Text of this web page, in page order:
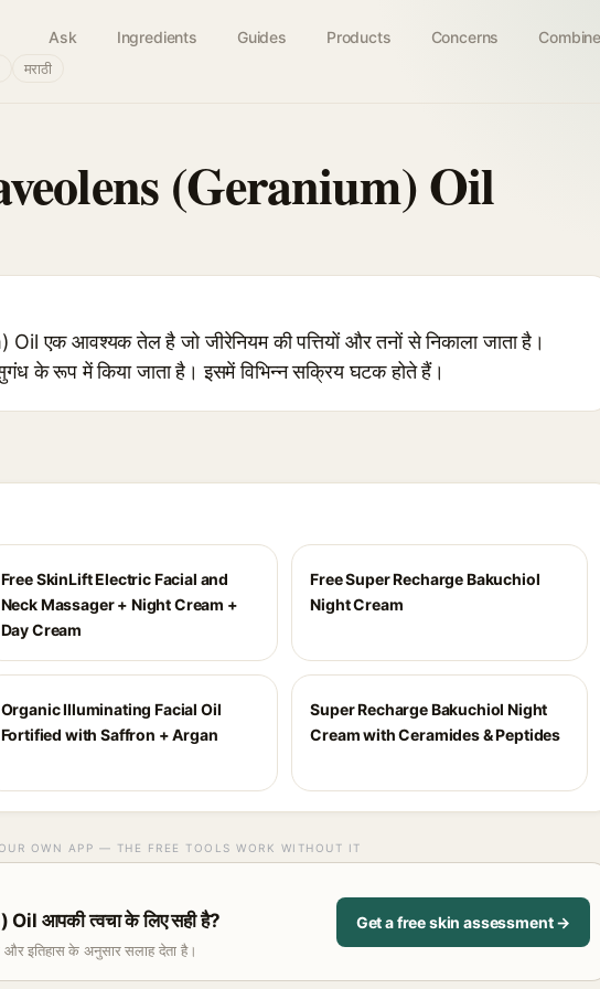
Ask Ingredients Guides Products Concerns Combine
मराठी
(Geranium) Oil
एक आवश्यक तेल है जो जीरेनियम की पत्तियों और तनों से निकाला जाता है।
के रूप में किया जाता है। इसमें विभिन्न सक्रिय घटक होते हैं।
Free SkinLift Electric Facial and
Neck Massager + Night Cream +
Day Cream
Free Super Recharge Bakuchiol
Night Cream
Organic Illuminating Facial Oil
Fortified with Saffron + Argan
Super Recharge Bakuchiol Night
Cream with Ceramides & Peptides
OWN APP — THE FREE TOOLS WORK WITHOUT IT
आपकी त्वचा के लिए सही है?
इतिहास के अनुसार सलाह देता है।
Get a free skin assessment →